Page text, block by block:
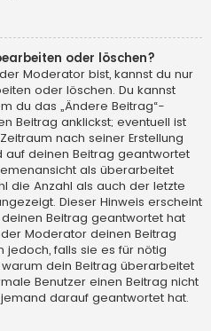
oder löschen?
Moderator bist, kannst du nur
oder löschen. Du kannst
du das „Ändere Beitrag“-
Beitrag anklickst; eventuell ist
nach seiner Erstellung
deinen Beitrag geantwortet
als überarbeitet
die Anzahl als auch der letzte
Dieser Hinweis erscheint
Beitrag geantwortet hat
Moderator deinen Beitrag
jedoch, falls sie es für nötig
dein Beitrag überarbeitet
Benutzer einen Beitrag nicht
darauf geantwortet hat.